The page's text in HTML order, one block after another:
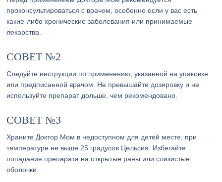
проконсультироваться с врачом, особенно если у вас есть
какие-либо хронические заболевания или принимаемые
лекарства.
СОВЕТ №2
Следуйте инструкции по применению, указанной на упаковке
или предписанной врачом. Не превышайте дозировку и не
используйте препарат дольше, чем рекомендовано.
СОВЕТ №3
Храните Доктор Мом в недоступном для детей месте, при
температуре не выше 25 градусов Цельсия. Избегайте
попадания препарата на открытые раны или слизистые
оболочки.